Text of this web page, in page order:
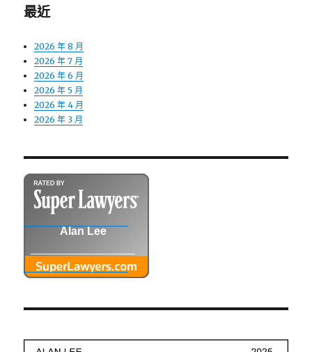
最近
2026 年 8 月
2026 年 7 月
2026 年 6 月
2026 年 5 月
2026 年 4 月
2026 年 3 月
Alan Lee